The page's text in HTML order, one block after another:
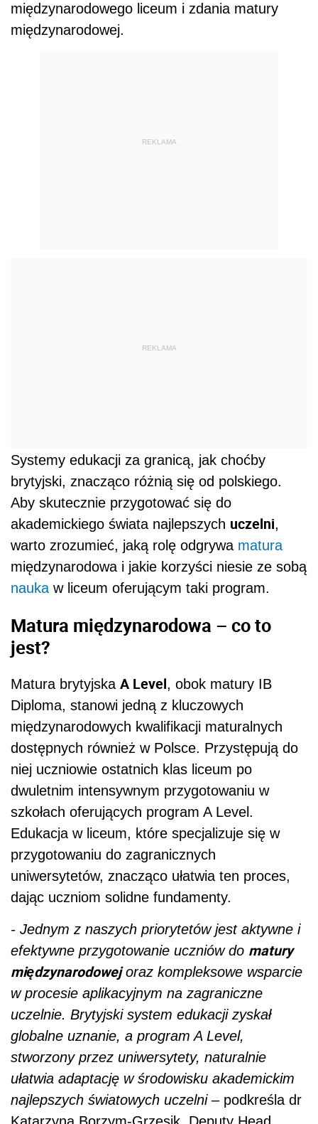
międzynarodowego liceum i zdania matury
międzynarodowej.
REKLAMA
REKLAMA
Systemy edukacji za granicą, jak choćby
brytyjski, znacząco różnią się od polskiego.
Aby skutecznie przygotować się do
akademickiego świata najlepszych uczelni,
warto zrozumieć, jaką rolę odgrywa matura
międzynarodowa i jakie korzyści niesie ze sobą
nauka w liceum oferującym taki program.
Matura międzynarodowa – co to
jest?
Matura brytyjska A Level, obok matury IB
Diploma, stanowi jedną z kluczowych
międzynarodowych kwalifikacji maturalnych
dostępnych również w Polsce. Przystępują do
niej uczniowie ostatnich klas liceum po
dwuletnim intensywnym przygotowaniu w
szkołach oferujących program A Level.
Edukacja w liceum, które specjalizuje się w
przygotowaniu do zagranicznych
uniwersytetów, znacząco ułatwia ten proces,
dając uczniom solidne fundamenty.
- Jednym z naszych priorytetów jest aktywne i
efektywne przygotowanie uczniów do matury
międzynarodowejoraz kompleksowe wsparcie
w procesie aplikacyjnym na zagraniczne
uczelnie. Brytyjski system edukacji zyskał
globalne uznanie, a program A Level,
stworzony przez uniwersytety, naturalnie
ułatwia adaptację w środowisku akademickim
najlepszych światowych uczelni – podkreśla dr